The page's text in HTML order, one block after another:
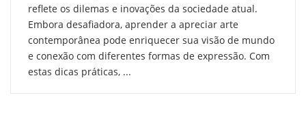
reflete os dilemas e inovações da sociedade atual.
Embora desafiadora, aprender a apreciar arte
contemporânea pode enriquecer sua visão de mundo
e conexão com diferentes formas de expressão. Com
estas dicas práticas, ...